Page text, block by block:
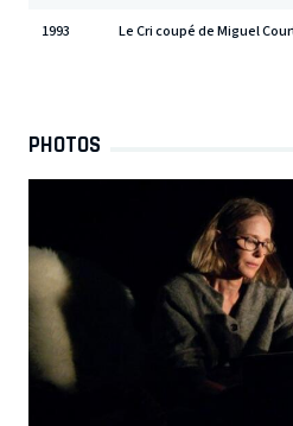
1993 Le Cri coupé de Miguel
PHOTOS